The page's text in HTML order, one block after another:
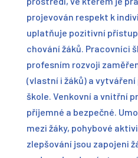
projevován respekt k
uplatňuje pozitivní
chování žáků. Pracovníci
profesním rozvoji
(vlastní i žáků) a
škole. Venkovní a vnitřní
příjemné a bezpečné.
mezi žáky, pohybové
zlepšování jsou zapojeni